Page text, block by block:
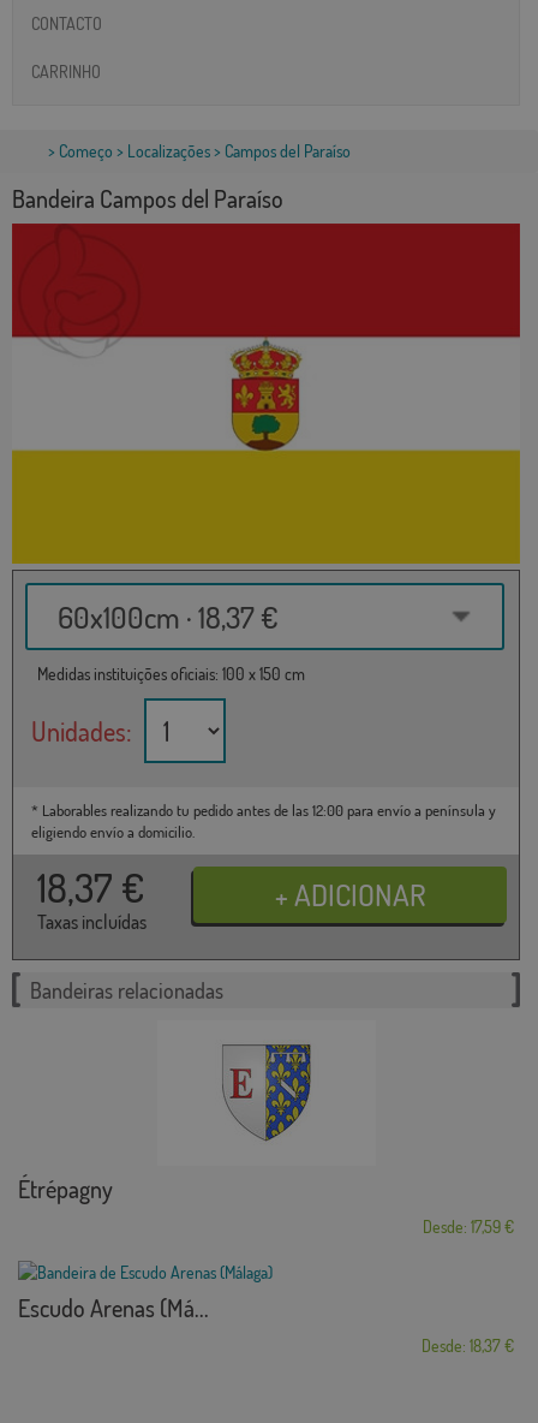
CONTACTO
CARRINHO
> Começo > Localizações> Campos del Paraíso
Bandeira Campos del Paraíso
60x100cm · 18,37 €
Medidas instituições oficiais: 100 x 150 cm
Unidades:
* Laborables realizando tu pedido antes de las 12:00 para envío a península y
eligiendo envío a domicilio.
18,37 €
Taxas incluídas
Bandeiras relacionadas
Étrépagny
Desde: 17,59 €
Escudo Arenas (Má...
Desde: 18,37 €